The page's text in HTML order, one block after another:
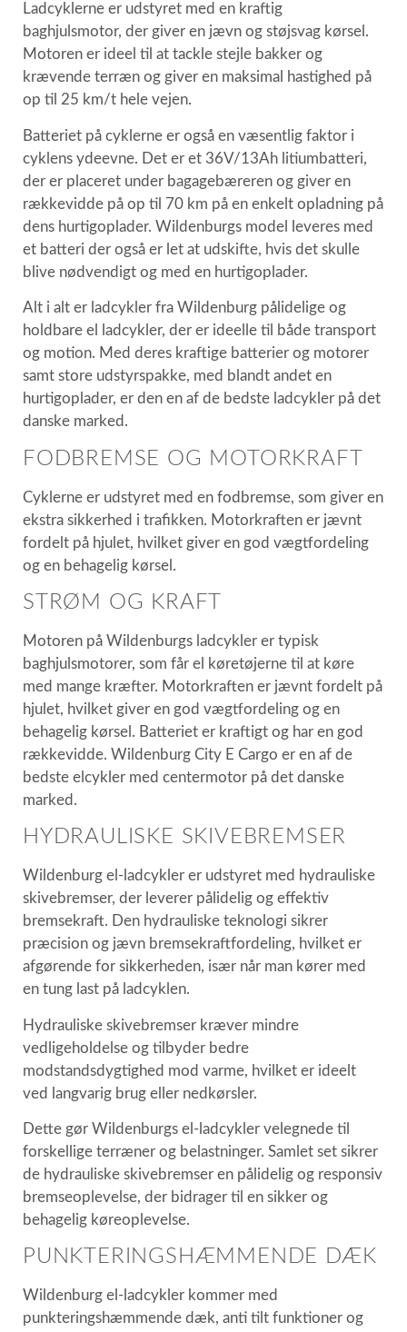
Ladcyklerne er udstyret med en kraftig
baghjulsmotor, der giver en jævn og støjsvag kørsel.
Motoren er ideel til at tackle stejle bakker og
krævende terræn og giver en maksimal hastighed på
op til 25 km/t hele vejen.
Batteriet på cyklerne er også en væsentlig faktor i
cyklens ydeevne. Det er et 36V/13Ah litiumbatteri,
der er placeret under bagagebæreren og giver en
rækkevidde på op til 70 km på en enkelt opladning på
dens hurtigoplader. Wildenburgs model leveres med
et batteri der også er let at udskifte, hvis det skulle
blive nødvendigt og med en hurtigoplader.
Alt i alt er ladcykler fra Wildenburg pålidelige og
holdbare el ladcykler, der er ideelle til både transport
og motion. Med deres kraftige batterier og motorer
samt store udstyrspakke, med blandt andet en
hurtigoplader, er den en af de bedste ladcykler på det
danske marked.
FODBREMSE OG MOTORKRAFT
Cyklerne er udstyret med en fodbremse, som giver en
ekstra sikkerhed i trafikken. Motorkraften er jævnt
fordelt på hjulet, hvilket giver en god vægtfordeling
og en behagelig kørsel.
STRØM OG KRAFT
Motoren på Wildenburgs ladcykler er typisk
baghjulsmotorer, som får el køretøjerne til at køre
med mange kræfter. Motorkraften er jævnt fordelt på
hjulet, hvilket giver en god vægtfordeling og en
behagelig kørsel. Batteriet er kraftigt og har en god
rækkevidde. Wildenburg City E Cargo er en af de
bedste elcykler med centermotor på det danske
marked.
HYDRAULISKE SKIVEBREMSER
Wildenburg el-ladcykler er udstyret med hydrauliske
skivebremser, der leverer pålidelig og effektiv
bremsekraft. Den hydrauliske teknologi sikrer
præcision og jævn bremsekraftfordeling, hvilket er
afgørende for sikkerheden, især når man kører med
en tung last på ladcyklen.
Hydrauliske skivebremser kræver mindre
vedligeholdelse og tilbyder bedre
modstandsdygtighed mod varme, hvilket er ideelt
ved langvarig brug eller nedkørsler.
Dette gør Wildenburgs el-ladcykler velegnede til
forskellige terræner og belastninger. Samlet set sikrer
de hydrauliske skivebremser en pålidelig og responsiv
bremseoplevelse, der bidrager til en sikker og
behagelig køreoplevelse.
PUNKTERINGSHÆMMENDE DÆK
Wildenburg el-ladcykler kommer med
punkteringshæmmende dæk, anti tilt funktioner og